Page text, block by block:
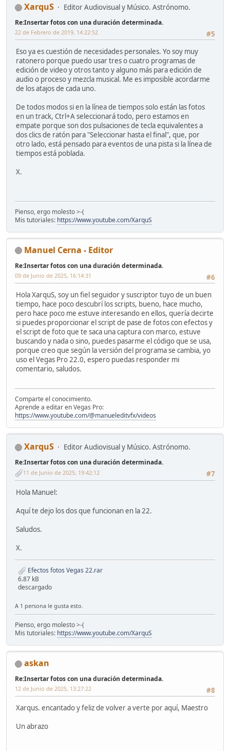
XarquS Editor Audiovisual y Músico. Astrónomo.
Re:Insertar fotos con una duración determinada.
#5
22 de Febrero de 2019, 14:22:52
Eso ya es cuestión de necesidades personales. Yo soy muy
ratonero porque puedo usar tres o cuatro programas de
edición de video y otros tanto y alguno más para edición de
audio o proceso y mezcla musical. Me es imposible acordarme
de los atajos de cada uno.
De todos modos si en la línea de tiempos solo están las fotos
en un track, Ctrl+A seleccionará todo, pero estamos en
empate porque son dos pulsaciones de tecla equivalentes a
dos clics de ratón para "Seleccionar hasta el final", que, por
otro lado, está pensado para eventos de una pista si la línea de
tiempos está poblada.
X.
Pienso, ergo molesto >-(
Mis tutoriales: https://www.youtube.com/XarquS
Manuel Cerna - Editor
Re:Insertar fotos con una duración determinada.
#6
09 de Junio de 2025, 16:14:31
Hola XarquS, soy un fiel seguidor y suscriptor tuyo de un buen
tiempo, hace poco descubrí los scripts, bueno, hace mucho,
pero hace poco me estuve interesando en ellos, quería decirte
si puedes proporcionar el script de pase de fotos con efectos y
el script de foto que te saca una captura con marco, estuve
buscando y nada o sino, puedes pasarme el código que se usa,
porque creo que según la versión del programa se cambia, yo
uso el Vegas Pro 22.0, espero puedas responder mi
comentario, saludos.
Comparte el conocimiento.
Aprende a editar en Vegas Pro:
https://www.youtube.com/@manueleditvfx/videos
XarquS Editor Audiovisual y Músico. Astrónomo.
Re:Insertar fotos con una duración determinada.
#7
11 de Junio de 2025, 19:42:12
Hola Manuel:
Aquí te dejo los dos que funcionan en la 22.
Saludos.
X.
Efectos fotos Vegas 22.rar
6.87 kB
descargado
A 1 persona le gusta esto.
Pienso, ergo molesto >-(
Mis tutoriales: https://www.youtube.com/XarquS
askan
Re:Insertar fotos con una duración determinada.
#8
12 de Junio de 2025, 13:27:22
Xarqus. encantado y feliz de volver a verte por aquí, Maestro
Un abrazo